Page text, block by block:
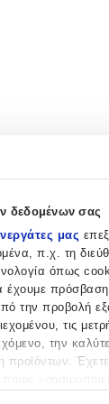
δεδομένων σας
μας
π.χ. τη
όπως
έχουμε
την προβολή
τις
την
προϊόντων.